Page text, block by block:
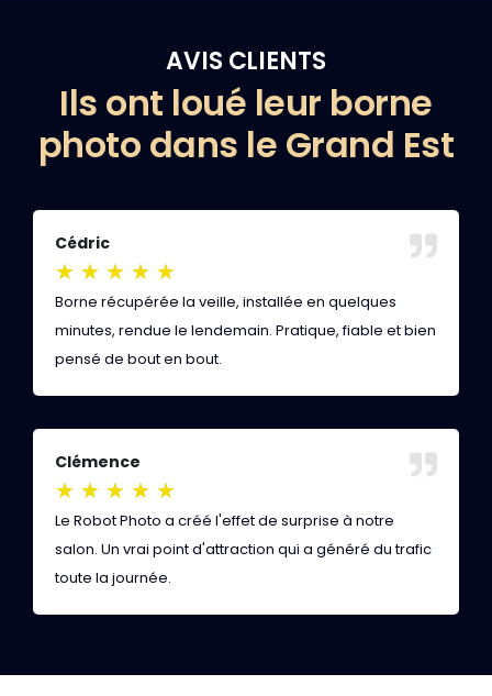
AVIS CLIENTS
Ils ont loué leur borne
photo dans le Grand Est
Cédric
★ ★ ★ ★ ★
Borne récupérée la veille, installée en quelques
minutes, rendue le lendemain. Pratique, fiable et bien
pensé de bout en bout.
Clémence
★ ★ ★ ★ ★
Le Robot Photo a créé l'effet de surprise à notre
salon. Un vrai point d'attraction qui a généré du trafic
toute la journée.